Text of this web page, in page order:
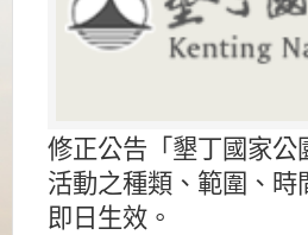
修正公告「墾丁國家公
活動之種類、範圍、時
即日生效。